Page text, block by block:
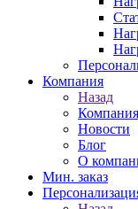
Компания
Назад
Компания
Новости
Блог
О
Мин. заказ